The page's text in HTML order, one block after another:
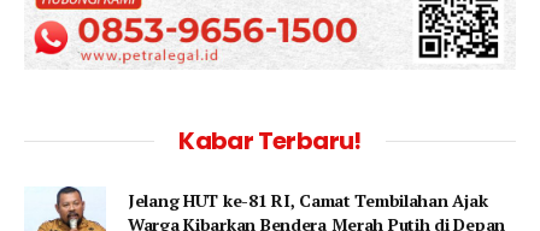
Kabar Terbaru!
Jelang HUT ke-81 RI, Camat Tembilahan Ajak
Warga Kibarkan Bendera Merah Putih di Depan